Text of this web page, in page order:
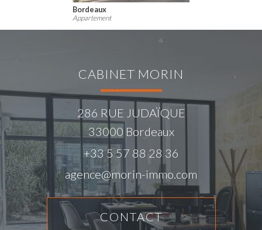
Bordeaux
Appartement
CABINET MORIN
286 RUE JUDAÏQUE
33000 Bordeaux
+33 5 57 88 28 36
agence@morin-immo.com
CONTACT